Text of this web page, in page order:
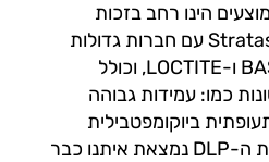
הינו רחב בזכות
שיתוף הפעולה של Stratasys עם חברות גדולות
כגון ,BASF Henkel DSM ו-LOCTITE, וכולל
כמו: עמידות גבוהה
ביוקומפטבילית
ואלסטומרים. טכנולוגיית ה-DLP נמצאת איתנו כבר